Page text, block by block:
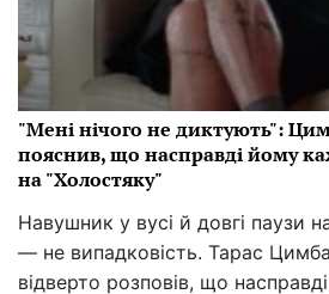
"Мені нічого не диктують":
пояснив, що насправді йому
на "Холостяку"
Навушник у вусі й довгі паузи
— не випадковість. Тарас
відверто розповів, що